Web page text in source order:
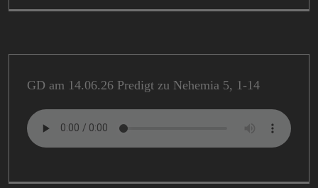
GD am 14.06.26 Predigt zu Nehemia 5, 1-14